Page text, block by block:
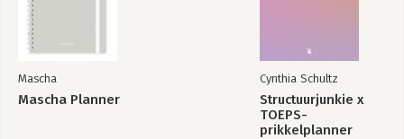
Mascha
Mascha Planner
Cynthia Schultz
Structuurjunkie x
TOEPS-
prikkelplanner